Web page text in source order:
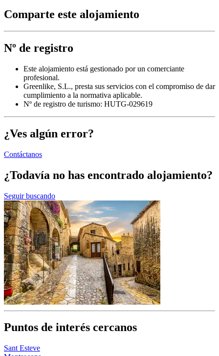
Comparte este alojamiento
Nº de registro
Este alojamiento está gestionado por un comerciante
profesional.
Greenlike, S.L., presta sus servicios con el compromiso de dar
cumplimiento a la normativa aplicable.
Nº de registro de turismo: HUTG-029619
¿Ves algún error?
Contáctanos
¿Todavía no has encontrado alojamiento?
Seguir buscando
Puntos de interés cercanos
Sant Esteve